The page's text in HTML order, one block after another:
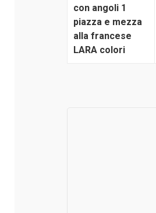
con angoli 1
piazza e mezza
alla francese
LARA colori